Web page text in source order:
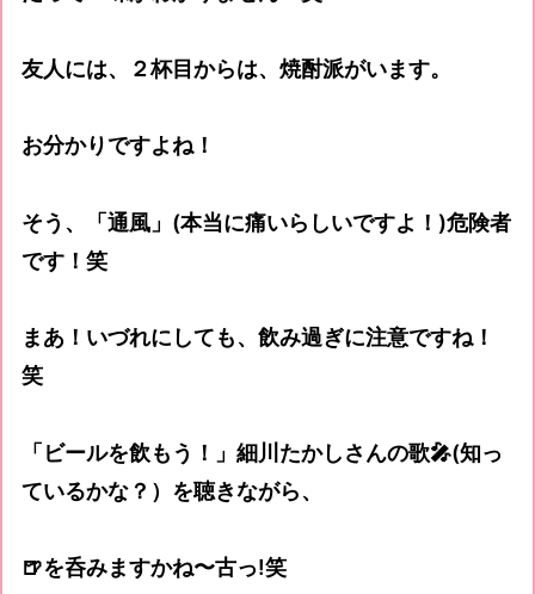
友人には、２杯目からは、焼酎派がいます。
お分かりですよね！
そう、「通風」(本当に痛いらしいですよ！)危険者
です！笑
まあ！いづれにしても、飲み過ぎに注意ですね！
笑
「ビールを飲もう！」細川たかしさんの歌🎤(知っ
ているかな？）を聴きながら、
🍺を呑みますかね〜古っ!笑